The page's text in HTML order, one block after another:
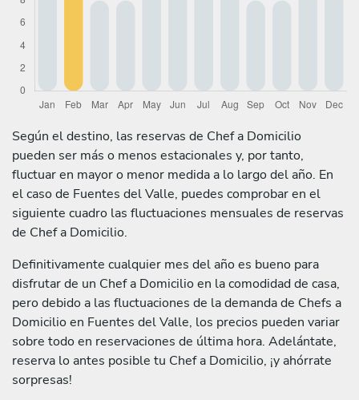
Según el destino, las reservas de Chef a Domicilio
pueden ser más o menos estacionales y, por tanto,
fluctuar en mayor o menor medida a lo largo del año. En
el caso de Fuentes del Valle, puedes comprobar en el
siguiente cuadro las fluctuaciones mensuales de reservas
de Chef a Domicilio.
Definitivamente cualquier mes del año es bueno para
disfrutar de un Chef a Domicilio en la comodidad de casa,
pero debido a las fluctuaciones de la demanda de Chefs a
Domicilio en Fuentes del Valle, los precios pueden variar
sobre todo en reservaciones de última hora. Adelántate,
reserva lo antes posible tu Chef a Domicilio, ¡y ahórrate
sorpresas!